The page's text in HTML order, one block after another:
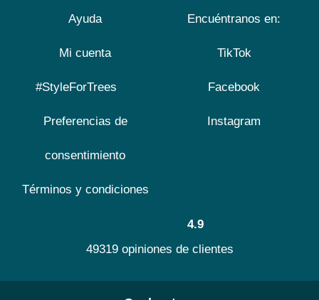
Ayuda
Mi cuenta
#StyleForTrees
Preferencias de
consentimiento
Términos y condiciones
Encuéntranos en:
TikTok
Facebook
Instagram
4.9
49319 opiniones de clientes